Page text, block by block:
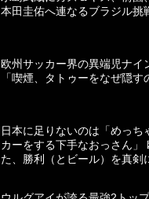
本田圭佑へ連なるブラジル挑
欧州サッカー界の異端児ナイ
「喫煙、タトゥーをなぜ隠す
日本に足りないのは「めっち
カーをする下手なおっさん」
た、勝利（とビール）を真剣